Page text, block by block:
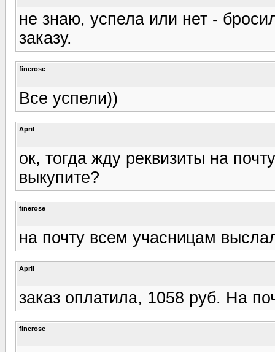
не знаю, успела или нет -
заказу.
finerose
Все успели))
April
ок, тогда жду реквизиты на
выкупите?
finerose
на почту всем учасницам
April
заказ оплатила, 1058 руб. На
finerose